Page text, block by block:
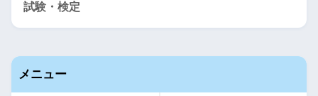
試験・検定
メニュー